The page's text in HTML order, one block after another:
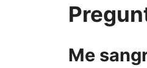
Me